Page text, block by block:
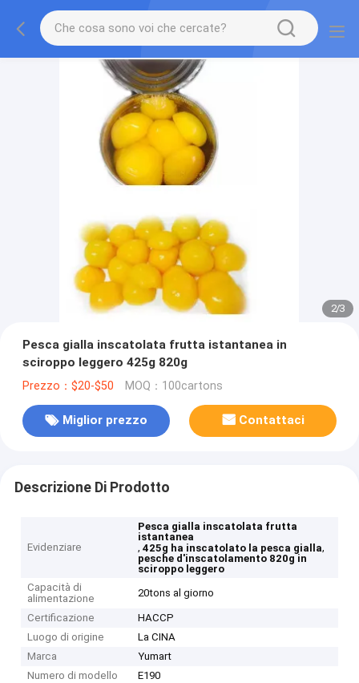
2/3
Pesca gialla inscatolata frutta istantanea in
sciroppo leggero 425g 820g
Prezzo：$20-$50 MOQ：100cartons
Miglior prezzo Contattaci
Descrizione Di Prodotto
Evidenziare
Pesca gialla inscatolata frutta
istantanea
,425g ha inscatolato la pesca gialla,
pesche d'inscatolamento 820g in
sciroppo leggero
Capacità di
alimentazione
20tons al giorno
Certificazione
HACCP
Luogo di origine
La CINA
Marca
Yumart
Numero di modello
E190